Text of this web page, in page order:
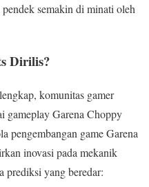
semakin di minati oleh
Dirilis?
komunitas gamer
gameplay Garena Choppy
pengembangan game Garena
inovasi pada mekanik
prediksi yang beredar: